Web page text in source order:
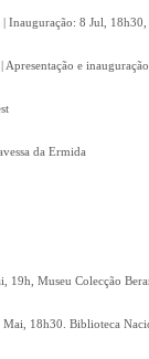
| Inauguração: 8 Jul,
e
da Ermida
19h, Museu Colecção
Mai, 18h30. Biblioteca